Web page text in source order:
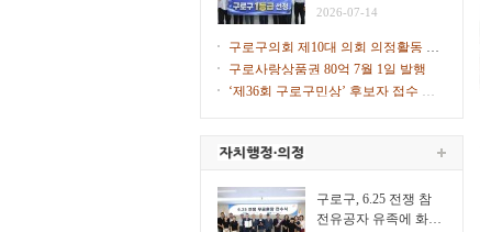
2026년 지자체 합동평
2026-07-14
구로구의회 제10대 의회 의정활동 시
작
구로사랑상품권 80억 7월 1일 발행
‘제36회 구로구민상’ 후보자 접수 시
구로구, 6.25 전쟁 참
전유공자 유족에 화랑